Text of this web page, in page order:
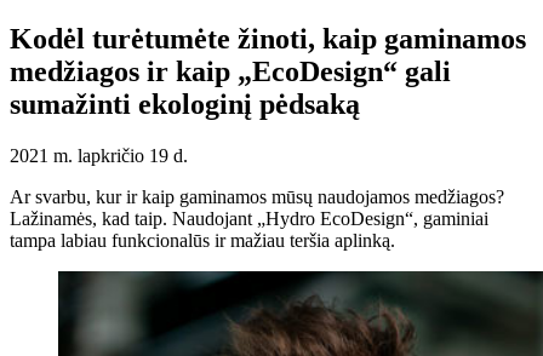
Kodėl turėtumėte žinoti, kaip gaminamos
medžiagos ir kaip „EcoDesign“ gali
sumažinti ekologinį pėdsaką
2021 m. lapkričio 19 d.
Ar svarbu, kur ir kaip gaminamos mūsų naudojamos medžiagos?
Lažinamės, kad taip. Naudojant „Hydro EcoDesign“, gaminiai
tampa labiau funkcionalūs ir mažiau teršia aplinką.